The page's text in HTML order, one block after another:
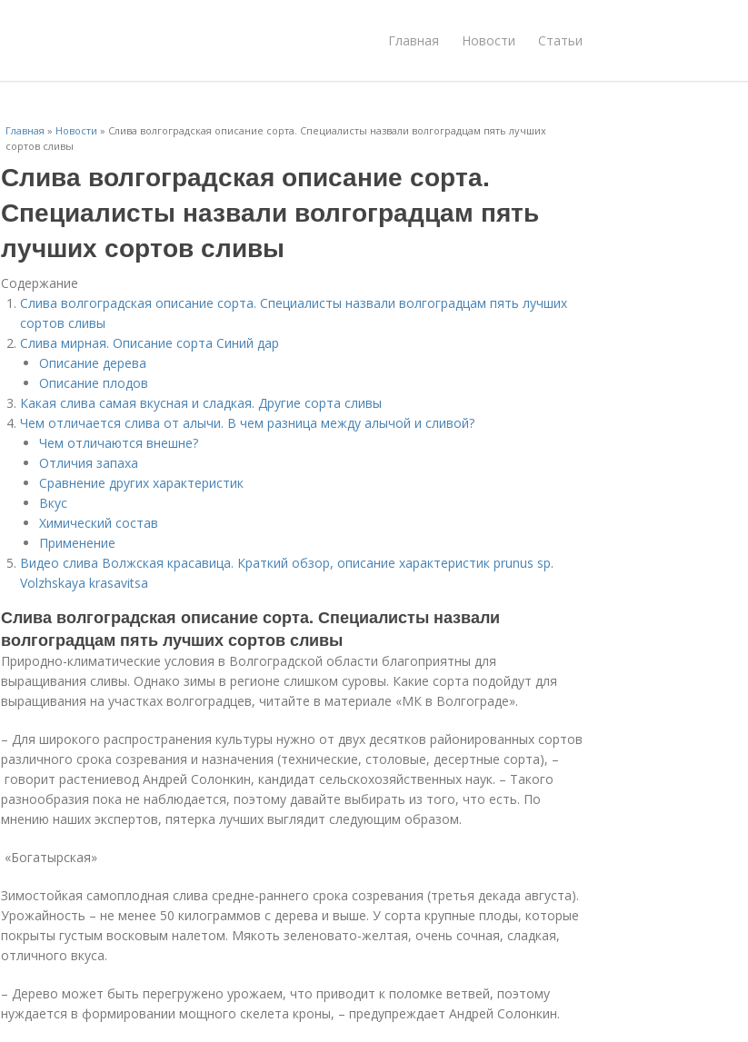
Главная Новости Статьи
Главная » Новости » Слива волгоградская описание сорта. Специалисты назвали волгоградцам пять лучших
сортов сливы
Слива волгоградская описание сорта.
Специалисты назвали волгоградцам пять
лучших сортов сливы
Содержание
Слива волгоградская описание сорта. Специалисты назвали волгоградцам пять лучших
сортов сливы
Слива мирная. Описание сорта Синий дар
Описание дерева
Описание плодов
Какая слива самая вкусная и сладкая. Другие сорта сливы
Чем отличается слива от алычи. В чем разница между алычой и сливой?
Чем отличаются внешне?
Отличия запаха
Сравнение других характеристик
Вкус
Химический состав
Применение
Видео слива Волжская красавица. Краткий обзор, описание характеристик prunus sp.
Volzhskaya krasavitsa
Слива волгоградская описание сорта. Специалисты назвали
волгоградцам пять лучших сортов сливы
Природно-климатические условия в Волгоградской области благоприятны для
выращивания сливы. Однако зимы в регионе слишком суровы. Какие сорта подойдут для
выращивания на участках волгоградцев, читайте в материале «МК в Волгограде».
– Для широкого распространения культуры нужно от двух десятков районированных сортов
различного срока созревания и назначения (технические, столовые, десертные сорта), –
говорит растениевод Андрей Солонкин, кандидат сельскохозяйственных наук. – Такого
разнообразия пока не наблюдается, поэтому давайте выбирать из того, что есть. По
мнению наших экспертов, пятерка лучших выглядит следующим образом.
«Богатырская»
Зимостойкая самоплодная слива средне-раннего срока созревания (третья декада августа).
Урожайность – не менее 50 килограммов с дерева и выше. У сорта крупные плоды, которые
покрыты густым восковым налетом. Мякоть зеленовато-желтая, очень сочная, сладкая,
отличного вкуса.
– Дерево может быть перегружено урожаем, что приводит к поломке ветвей, поэтому
нуждается в формировании мощного скелета кроны, – предупреждает Андрей Солонкин.